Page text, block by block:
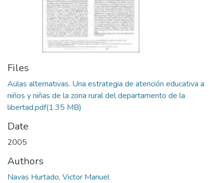
Files
Aulas alternativas. Una estrategia de atención educativa a
niños y niñas de la zona rural del departamento de la
libertad.pdf(1.35 MB)
Date
2005
Authors
Navas Hurtado, Victor Manuel